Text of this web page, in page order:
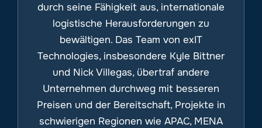
durch seine Fähigkeit aus, internationale
logistische Herausforderungen zu
bewältigen. Das Team von exIT
Technologies, insbesondere Kyle Bittner
und Nick Villegas, übertraf andere
Unternehmen durchweg mit besseren
Preisen und der Bereitschaft, Projekte in
schwierigen Regionen wie APAC, MENA